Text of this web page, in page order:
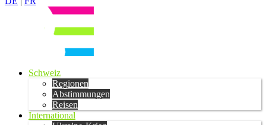
Schweiz
Regionen
Abstimmungen
Reisen
International